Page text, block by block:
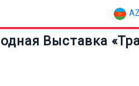
AZ
Выставка